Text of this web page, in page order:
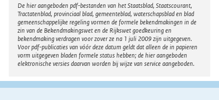
Disclaimer
De hier aangeboden pdf-bestanden van het Staatsblad, Staatscourant,
Tractatenblad, provinciaal blad, gemeenteblad, waterschapsblad en blad
gemeenschappelijke regeling vormen de formele bekendmakingen in de
zin van de Bekendmakingswet en de Rijkswet goedkeuring en
bekendmaking verdragen voor zover ze na 1 juli 2009 zijn uitgegeven.
Voor pdf-publicaties van vóór deze datum geldt dat alleen de in papieren
vorm uitgegeven bladen formele status hebben; de hier aangeboden
elektronische versies daarvan worden bij wijze van service aangeboden.